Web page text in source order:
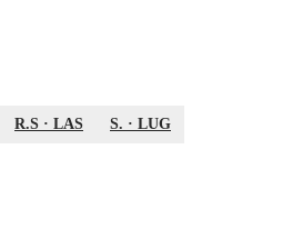
R.S · LAS S. · LUG